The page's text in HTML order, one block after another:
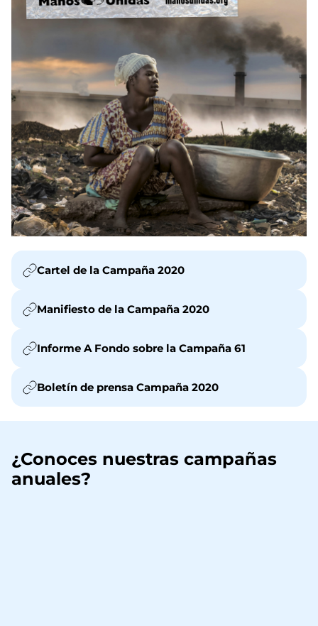
Cartel de la Campaña 2020
Manifiesto de la Campaña 2020
Informe A Fondo sobre la Campaña 61
Boletín de prensa Campaña 2020
¿Conoces nuestras campañas
anuales?